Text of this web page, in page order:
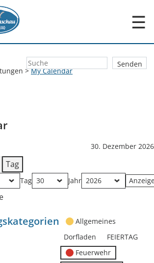
☰
>My Calendar
30. Dezember 2026
Tag
Tag Jahr
Allgemeines
Dorfladen
FEIERTAG
Feuerwehr